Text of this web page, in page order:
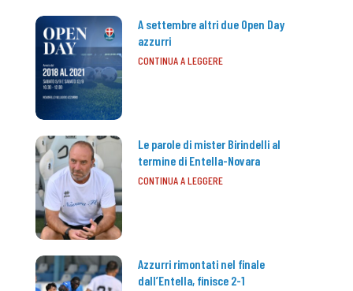
A settembre altri due Open Day
azzurri
CONTINUA A LEGGERE
Le parole di mister Birindelli al
termine di Entella-Novara
CONTINUA A LEGGERE
Azzurri rimontati nel finale
dall’Entella, finisce 2-1